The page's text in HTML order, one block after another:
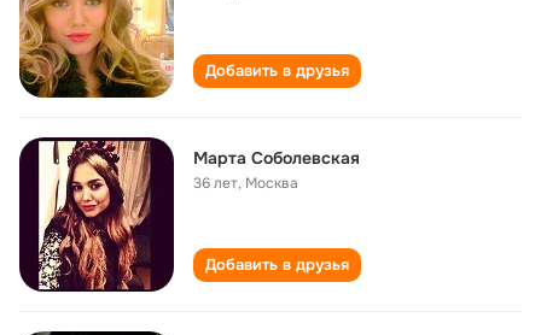
Добавить в друзья
Марта Соболевская
36 лет, Москва
Добавить в друзья